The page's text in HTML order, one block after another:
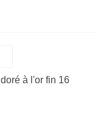
à l'or fin 16